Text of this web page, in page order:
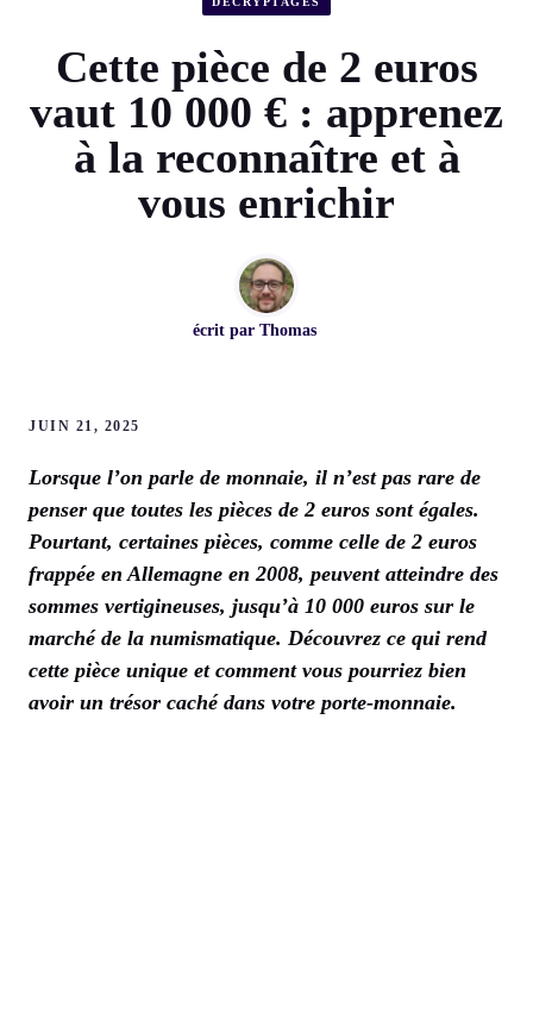
Cette pièce de 2 euros
vaut 10 000 € : apprenez
à la reconnaître et à
vous enrichir
écrit par Thomas
JUIN 21, 2025
Lorsque l’on parle de monnaie, il n’est pas rare de
penser que toutes les pièces de 2 euros sont égales.
Pourtant, certaines pièces, comme celle de 2 euros
frappée en Allemagne en 2008, peuvent atteindre des
sommes vertigineuses, jusqu’à 10 000 euros sur le
marché de la numismatique. Découvrez ce qui rend
cette pièce unique et comment vous pourriez bien
avoir un trésor caché dans votre porte-monnaie.